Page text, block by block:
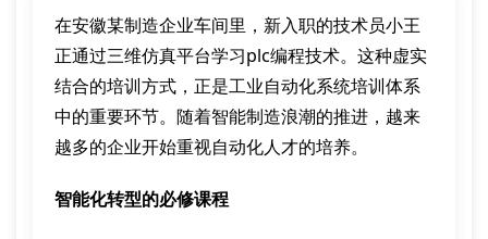
在安徽某制造企业车间里，新入职的技术员小王
正通过三维仿真平台学习plc编程技术。这种虚实
结合的培训方式，正是工业自动化系统培训体系
中的重要环节。随着智能制造浪潮的推进，越来
越多的企业开始重视自动化人才的培养。
智能化转型的必修课程